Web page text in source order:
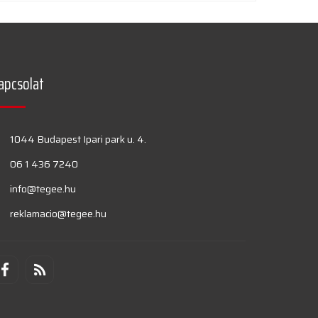
1044 Budapest Ipari park u. 4.
06 1 436 7240
info@tegee.hu
reklamacio@tegee.hu